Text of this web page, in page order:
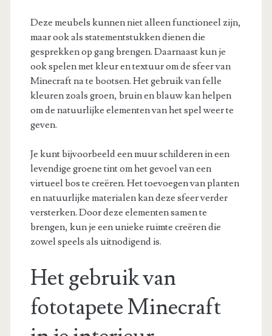
Deze meubels kunnen niet alleen functioneel zijn,
maar ook als statementstukken dienen die
gesprekken op gang brengen. Daarnaast kun je
ook spelen met kleur en textuur om de sfeer van
Minecraft na te bootsen. Het gebruik van felle
kleuren zoals groen, bruin en blauw kan helpen
om de natuurlijke elementen van het spel weer te
geven.
Je kunt bijvoorbeeld een muur schilderen in een
levendige groene tint om het gevoel van een
virtueel bos te creëren. Het toevoegen van planten
en natuurlijke materialen kan deze sfeer verder
versterken. Door deze elementen samen te
brengen, kun je een unieke ruimte creëren die
zowel speels als uitnodigend is.
Het gebruik van
fototapete Minecraft